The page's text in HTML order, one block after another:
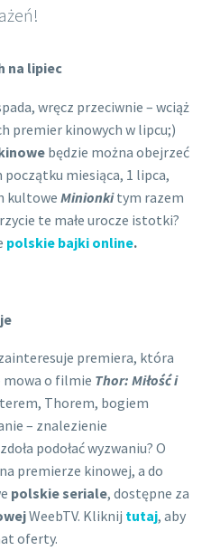
na lipiec
wręcz przeciwnie – wciąż
premier kinowych w lipcu;)
będzie można obejrzeć
początku miesiąca, 1 lipca,
kultowe Minionkitym razem
te małe urocze istotki?
polskie bajki online.
premiera, która
mowa o filmie Thor: Miłość i
Thorem, bogiem
– znalezienie
podołać wyzwaniu? O
premierze kinowej, a do
polskie seriale, dostępne za
WeebTV. Kliknij tutaj, aby
oferty.